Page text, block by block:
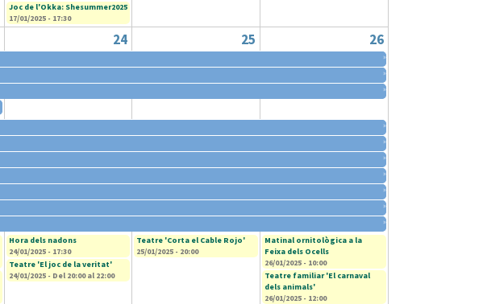
Joc de l'Okka: Shesummer2025
17/01/2025 - 17:30
24 25 26
»
»
»
»
»
»
»
»
»
»
Hora dels nadons
24/01/2025 - 17:30
Teatre 'El joc de la veritat'
24/01/2025 - Del 20:00al 22:00
Teatre 'Corta el Cable Rojo'
25/01/2025 - 20:00
Matinal ornitològica a la
Feixa dels Ocells
26/01/2025 - 10:00
Teatre familiar 'El carnaval
dels animals'
26/01/2025 - 12:00